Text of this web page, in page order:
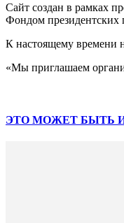
Cайт создан в рамках
Фондом президентских
К настоящему времени
«Мы приглашаем
ЭТО МОЖЕТ БЫТЬ